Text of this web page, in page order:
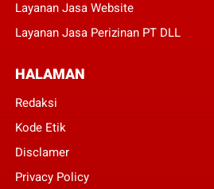
Layanan Jasa Website
Layanan Jasa Perizinan PT DLL
HALAMAN
Redaksi
Kode Etik
Disclamer
Privacy Policy